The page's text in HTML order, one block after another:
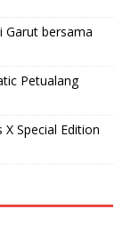
Garut bersama
Petualang
Special Edition